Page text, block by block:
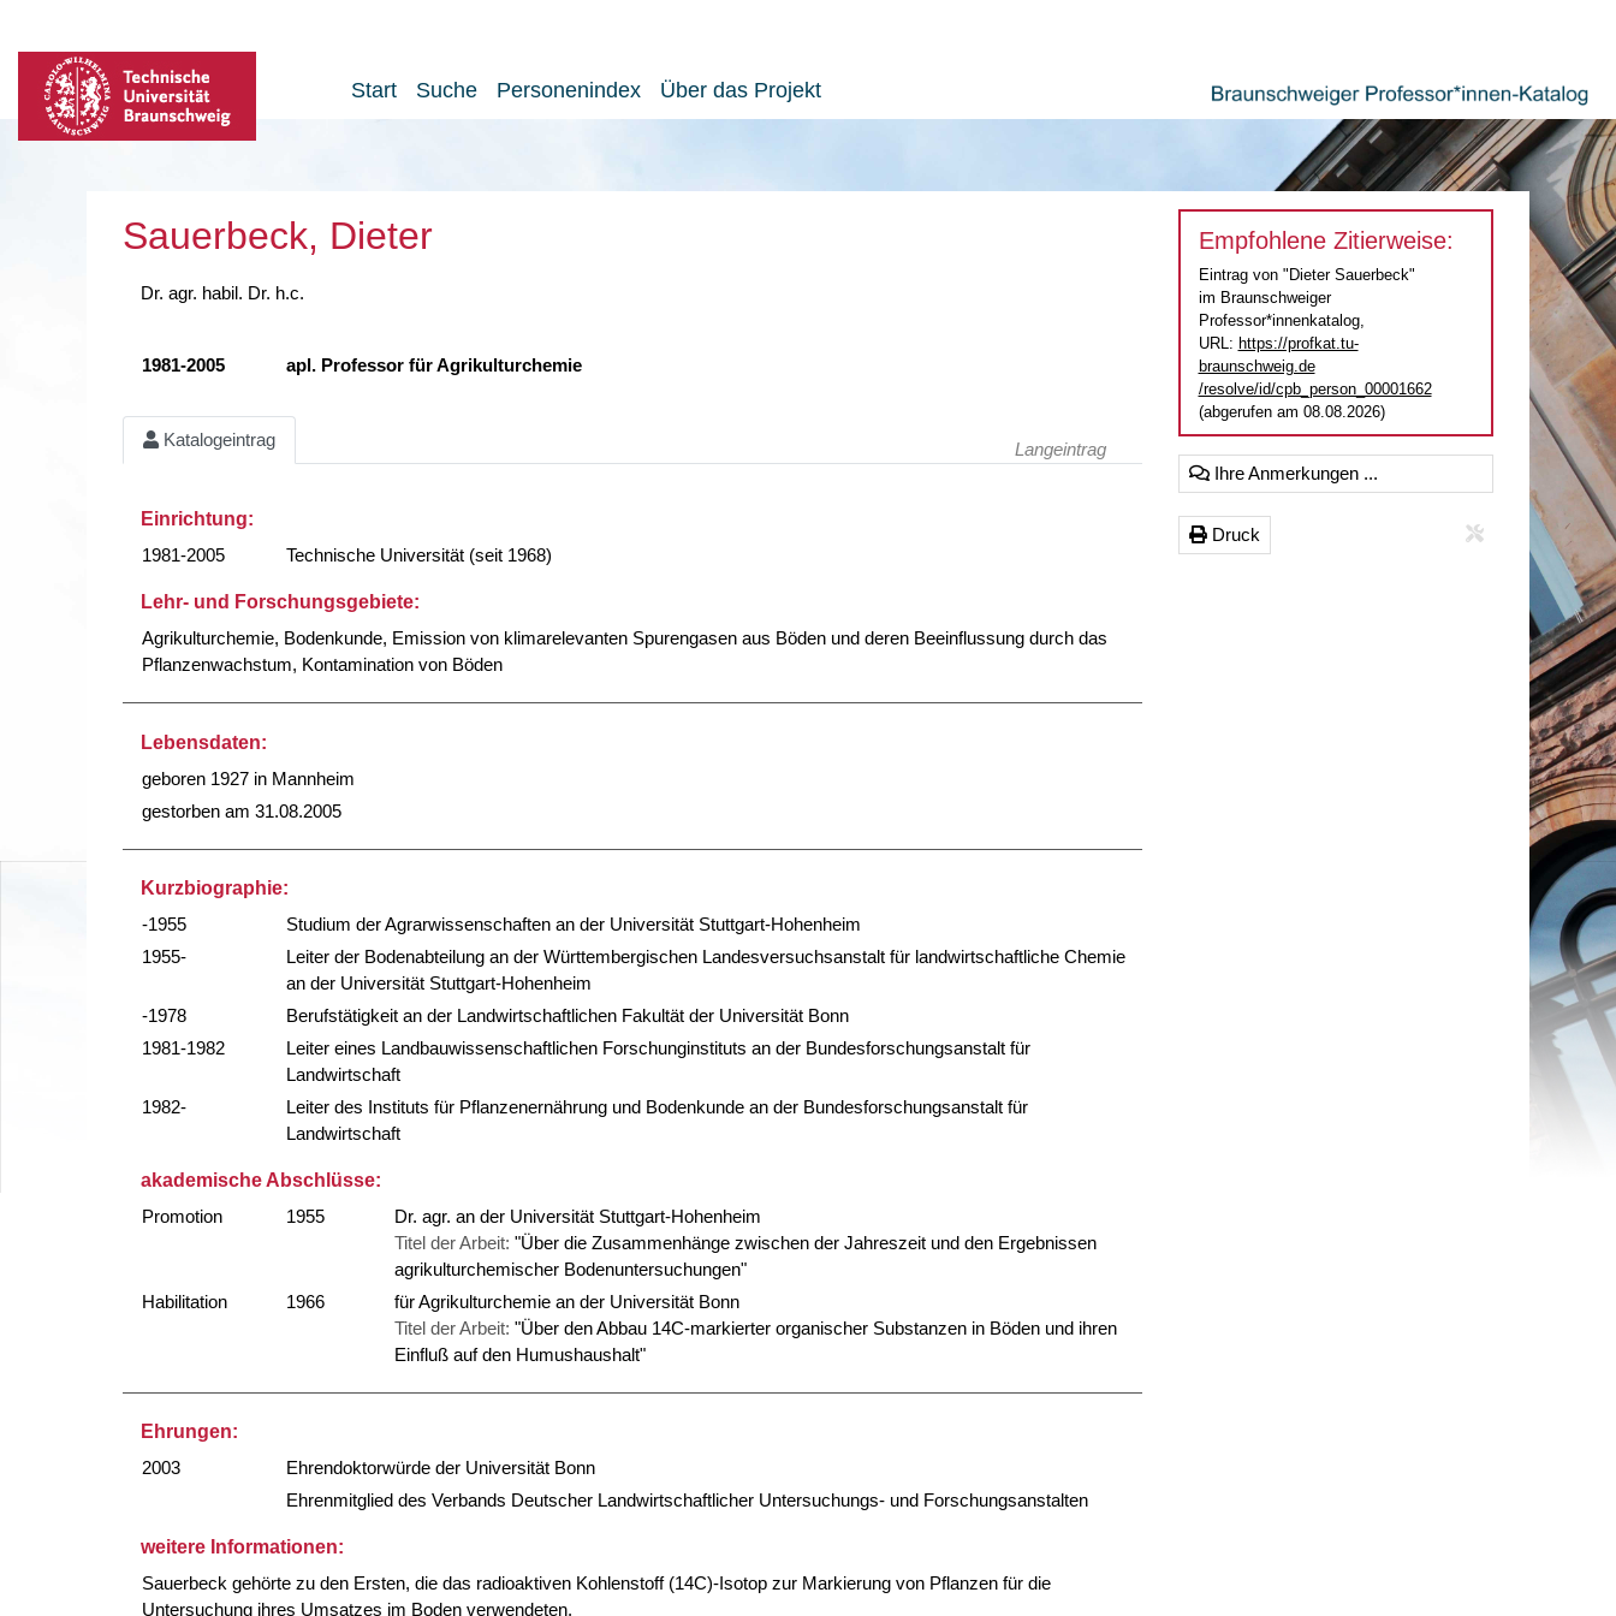
Start Suche Personenindex Über das Projekt
Sauerbeck, Dieter
Dr. agr. habil. Dr. h.c.
1981-2005 apl. Professor für Agrikulturchemie
Katalogeintrag Langeintrag
Einrichtung:
1981-2005
Technische Universität (seit 1968)
Lehr- und Forschungsgebiete:
Agrikulturchemie, Bodenkunde, Emission von klimarelevanten Spurengasen aus Böden und deren Beeinflussung durch das
Pflanzenwachstum, Kontamination von Böden
Lebensdaten:
geboren 1927 in Mannheim
gestorben am 31.08.2005
Kurzbiographie:
-1955
Studium der Agrarwissenschaften an der Universität Stuttgart-Hohenheim
1955-
Leiter der Bodenabteilung an der Württembergischen Landesversuchsanstalt für landwirtschaftliche Chemie
an der Universität Stuttgart-Hohenheim
-1978
Berufstätigkeit an der Landwirtschaftlichen Fakultät der Universität Bonn
1981-1982
Leiter eines Landbauwissenschaftlichen Forschunginstituts an der Bundesforschungsanstalt für
Landwirtschaft
1982-
Leiter des Instituts für Pflanzenernährung und Bodenkunde an der Bundesforschungsanstalt für
Landwirtschaft
akademische Abschlüsse:
Promotion
1955
Dr. agr. an der Universität Stuttgart-Hohenheim
Titel der Arbeit: "Über die Zusammenhänge zwischen der Jahreszeit und den Ergebnissen
agrikulturchemischer Bodenuntersuchungen"
Habilitation
1966
für Agrikulturchemie an der Universität Bonn
Titel der Arbeit: "Über den Abbau 14C-markierter organischer Substanzen in Böden und ihren
Einfluß auf den Humushaushalt"
Ehrungen:
2003
Ehrendoktorwürde der Universität Bonn
Ehrenmitglied des Verbands Deutscher Landwirtschaftlicher Untersuchungs- und Forschungsanstalten
weitere Informationen:
Sauerbeck gehörte zu den Ersten, die das radioaktiven Kohlenstoff (14C)-Isotop zur Markierung von Pflanzen für die
Untersuchung ihres Umsatzes im Boden verwendeten.
Empfohlene Zitierweise:
Eintrag von "Dieter Sauerbeck"
im Braunschweiger
Professor*innenkatalog,
URL: https://profkat.tu-
braunschweig.de
/resolve/id/cpb_person_00001662
(abgerufen am 08.08.2026)
Ihre Anmerkungen ...
Druck